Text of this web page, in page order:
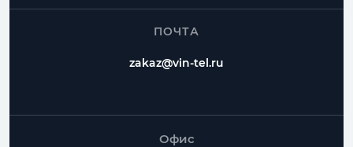
ПОЧТА
zakaz@vin-tel.ru
Офис